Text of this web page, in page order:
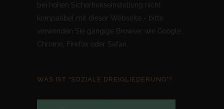
bei hohen Sicherheitseinstellung nicht
kompatibel mit dieser Webseite - bitte
verwenden Sie gängige Browser wie Google
Chrome, Firefox oder Safari.
WAS IST "SOZIALE DREIGLIEDERUNG"?